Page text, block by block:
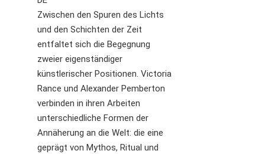
Zwischen den Spuren des Lichts
und den Schichten der Zeit
entfaltet sich die Begegnung
zweier eigenständiger
künstlerischer Positionen. Victoria
Rance und Alexander Pemberton
verbinden in ihren Arbeiten
unterschiedliche Formen der
Annäherung an die Welt: die eine
geprägt von Mythos, Ritual und